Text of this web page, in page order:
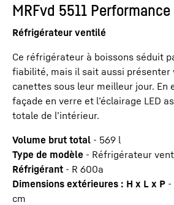
MRFvd 5511 Performance
Réfrigérateur ventilé
Ce réfrigérateur à boissons séduit
fiabilité, mais il sait aussi présenter
canettes sous leur meilleur jour. En
façade en verre et l’éclairage LED
totale de l’intérieur.
Volume brut total - 569 l
Type de modèle - Réfrigérateur
Réfrigérant - R 600a
Dimensions extérieures : H x L x P -
cm